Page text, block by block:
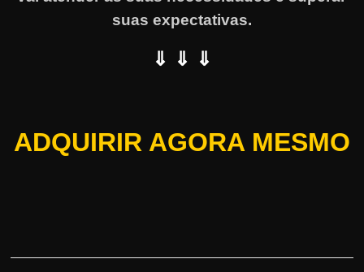
suas expectativas.
⇓ ⇓ ⇓
ADQUIRIR AGORA MESMO